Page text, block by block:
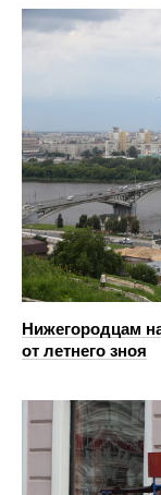
Нижегородцам
от летнего зноя